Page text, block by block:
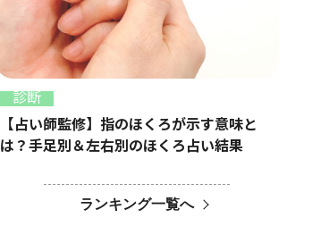
診断
【占い師監修】指のほくろが示す意味と
は？手足別＆左右別のほくろ占い結果
ランキング一覧へ